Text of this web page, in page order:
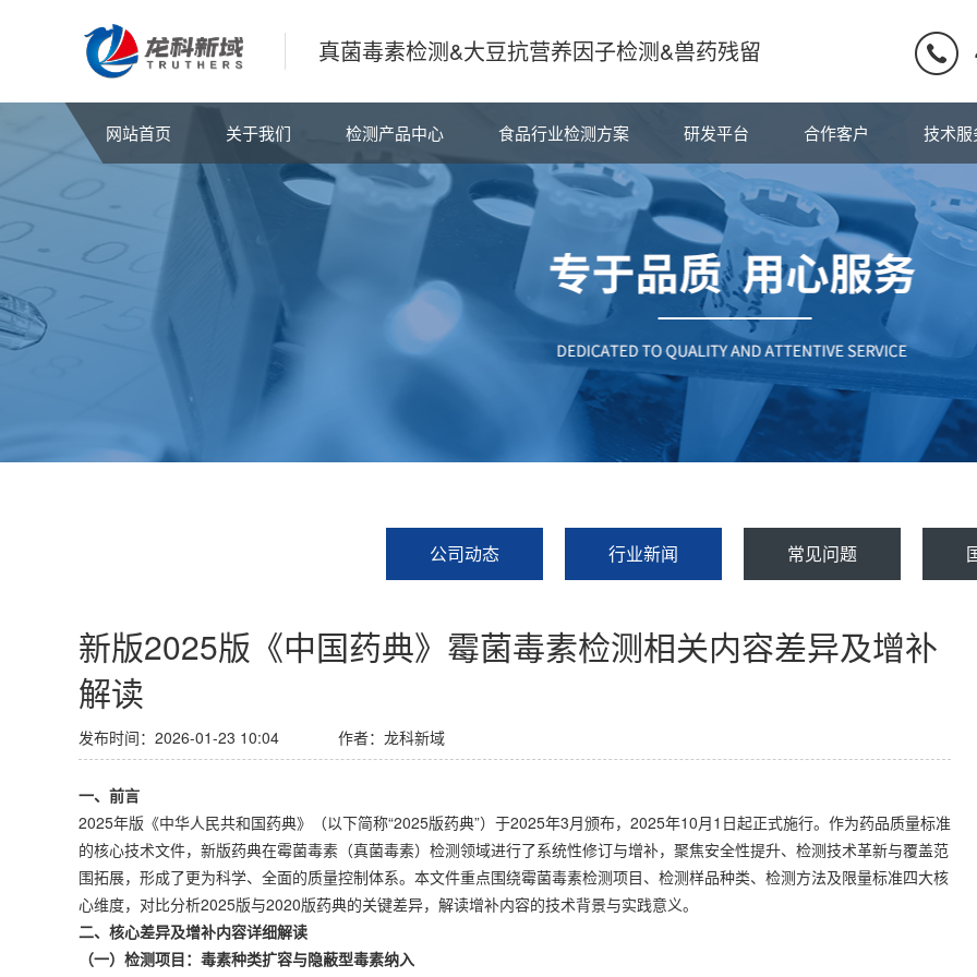
真菌毒素检测&大豆抗营养因子检测&兽药残留
网站首页 关于我们 检测产品中心 食品行业检测方案 研发平台 合作客户 技术
公司动态 行业新闻 常见问题
新版2025版《中国药典》霉菌毒素检测相关内容差异及增补
解读
发布时间：2026-01-23 10:04 作者：龙科新域
一、前言
2025年版《中华人民共和国药典》（以下简称“2025版药典”）于2025年3月颁布，2025年10月1日起正式施行。作为药品质量标准
的核心技术文件，新版药典在霉菌毒素（真菌毒素）检测领域进行了系统性修订与增补，聚焦安全性提升、检测技术革新与覆盖范
围拓展，形成了更为科学、全面的质量控制体系。本文件重点围绕霉菌毒素检测项目、检测样品种类、检测方法及限量标准四大核
心维度，对比分析2025版与2020版药典的关键差异，解读增补内容的技术背景与实践意义。
二、核心差异及增补内容详细解读
（一）检测项目：毒素种类扩容与隐蔽型毒素纳入